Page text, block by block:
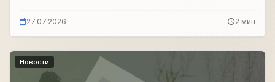
27.07.2026 2 мин
Новости